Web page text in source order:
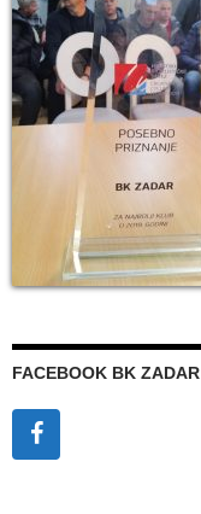
FACEBOOK BK ZADAR